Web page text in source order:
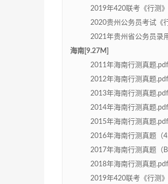
2019年420联考《行测
2020贵州公务员考试《
2021年贵州省公务员录
海南[9.27M]
2011年海南行测真题
2012年海南行测真题
2013年海南行测真题
2014年海南行测真题
2015年海南行测真题
2016年海南行测真题（
2017年海南行测真题（
2018年海南行测真题
2019年420联考《行测